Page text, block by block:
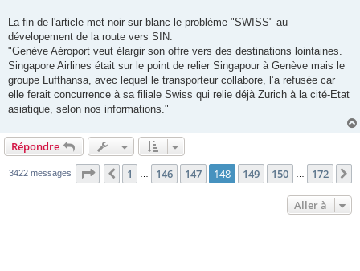
La fin de l'article met noir sur blanc le problème "SWISS" au
dévelopement de la route vers SIN:
"Genève Aéroport veut élargir son offre vers des destinations lointaines.
Singapore Airlines était sur le point de relier Singapour à Genève mais le
groupe Lufthansa, avec lequel le transporteur collabore, l’a refusée car
elle ferait concurrence à sa filiale Swiss qui relie déjà Zurich à la cité-Etat
asiatique, selon nos informations."
Répondre
3422 messages Page 148 sur172
Précédente
1 146 147 148 149 150 172
Aller à